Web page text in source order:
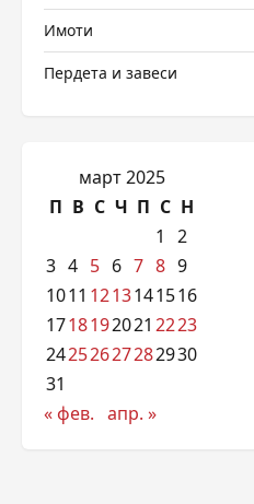
Имоти
Пердета и завеси
март 2025
П В С Ч П С Н
1
2
3 4 5 6 7 8 9
1011 1213141516
1718192021 2223
24252627282930
31
« фев. апр. »